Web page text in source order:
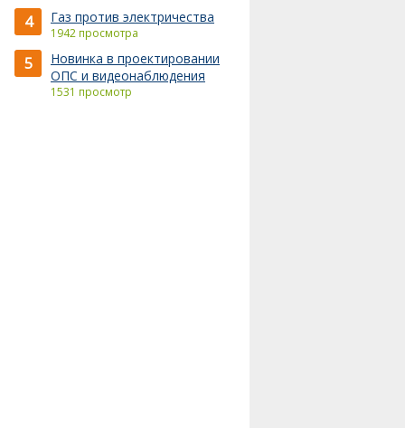
0,62
0,52
4 Газ против электричества
1942 просмотра
5
Новинка в проектировании
ОПС и видеонаблюдения
1531 просмотр